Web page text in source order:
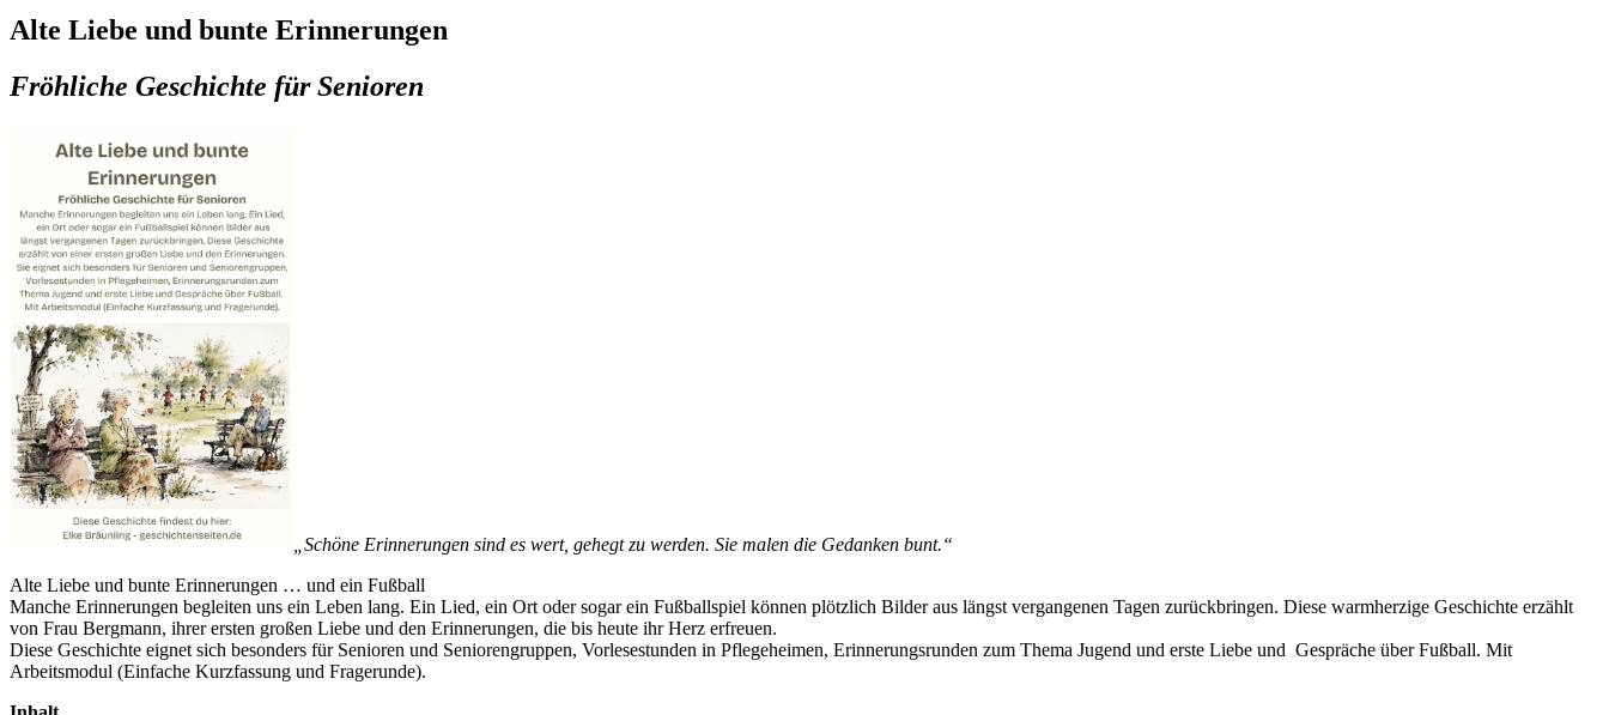
Alte Liebe und bunte Erinnerungen
Fröhliche Geschichte für Senioren
„Schöne Erinnerungen sind es wert, gehegt zu werden. Sie malen die Gedanken bunt.“
Alte Liebe und bunte Erinnerungen … und ein Fußball
Manche Erinnerungen begleiten uns ein Leben lang. Ein Lied, ein Ort oder sogar ein Fußballspiel können plötzlich Bilder aus längst vergangenen Tagen zurückbringen. Diese warmherzige Geschichte erzählt
von Frau Bergmann, ihrer ersten großen Liebe und den Erinnerungen, die bis heute ihr Herz erfreuen.
Diese Geschichte eignet sich besonders für Senioren und Seniorengruppen, Vorlesestunden in Pflegeheimen, Erinnerungsrunden zum Thema Jugend und erste Liebe und Gespräche über Fußball. Mit
Arbeitsmodul (Einfache Kurzfassung und Fragerunde).